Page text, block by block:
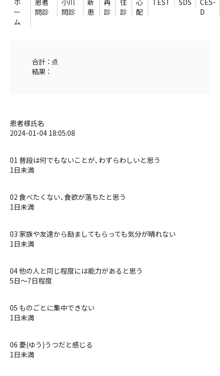
ー
ム
問診
問診
患
診
診
配
D
合計 ： 点
結果 ：
患者様氏名
2024-01-04 18:05:08
01 普段は何でもないことが、わずらわしいと思う
1日未満
02 食べたくない、食欲が落ちたと思う
1日未満
03 家族や友達から励ましてもらっても気分が晴れない
1日未満
04 他の人と同じ程度には能力があると思う
5日〜7日程度
05 ものごとに集中できない
1日未満
06 憂(ゆう)うつだと感じる
1日未満